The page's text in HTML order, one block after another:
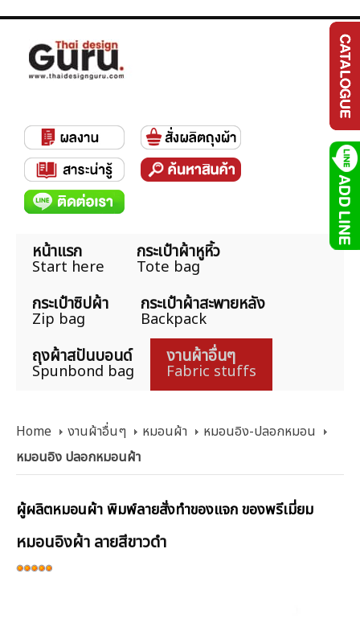
หน้าแรก
Start here
กระเป๋าผ้าหูหิ้ว
Tote bag
กระเป๋าซิปผ้า
Zip bag
กระเป๋าผ้าสะพายหลัง
Backpack
ถุงผ้าสปันบอนด์
Spunbond bag
งานผ้าอื่นๆ
Fabric stuffs
Home งานผ้าอื่นๆ หมอนผ้า
หมอนอิง-ปลอกหมอน
หมอนอิง ปลอกหมอนผ้า
ผู้ผลิตหมอนผ้า พิมพ์ลายสั่งทำของแจก ของพรีเมี่ยม
หมอนอิงผ้า ลายสีขาวดำ
ให้